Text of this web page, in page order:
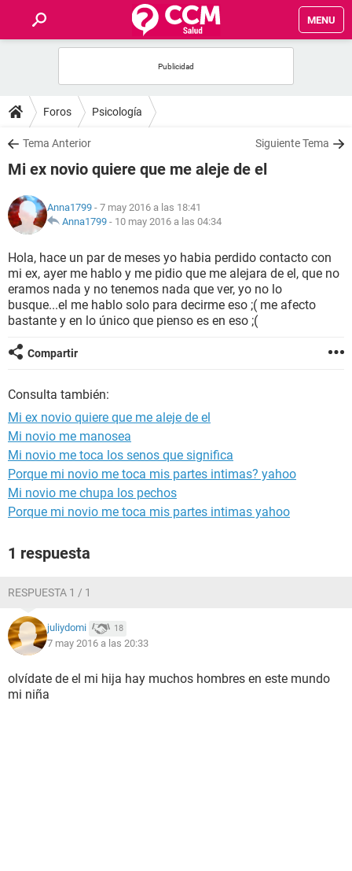
MENU
FOROS
SALUD
NUTRICIÓN
BIENESTAR
SEXUALIDAD
GLOSARIO
Foros Psicología
Tema Anterior Siguiente Tema
Mi ex novio quiere que me aleje de el
Anna1799 - 7 may 2016 a las 18:41
Anna1799 - 10 may 2016 a las 04:34
Hola, hace un par de meses yo habia perdido contacto con
mi ex, ayer me hablo y me pidio que me alejara de el, que no
eramos nada y no tenemos nada que ver, yo no lo
busque...el me hablo solo para decirme eso ;( me afecto
bastante y en lo único que pienso es en eso ;(
Compartir
Consulta también:
Mi ex novio quiere que me aleje de el
Mi novio me manosea
Mi novio me toca los senos que significa
Porque mi novio me toca mis partes intimas? yahoo
Mi novio me chupa los pechos
Porque mi novio me toca mis partes intimas yahoo
1 respuesta
RESPUESTA 1 / 1
juliydomi 18
7 may 2016 a las 20:33
olvídate de el mi hija hay muchos hombres en este mundo
mi niña